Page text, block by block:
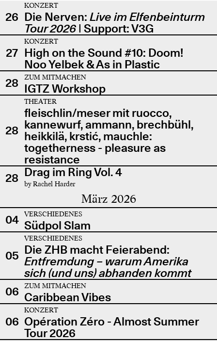
26
KONZERT
Die Nerven: Live im Elfenbeinturm
Tour 2026| Support: V3G
27
KONZERT
High on the Sound #10: Doom!
Noo Yelbek & As in Plastic
28
ZUM MITMACHEN
IGTZ Workshop
28
THEATER
fleischlin/meser mit ruocco,
kannewurf, ammann, brechbühl,
heikkilä, krstić, mauchle:
togetherness - pleasure as
resistance
28 Drag im Ring Vol. 4
by Rachel Harder
März 2026
04 VERSCHIEDENES
Südpol Slam
05
VERSCHIEDENES
Die ZHB macht Feierabend:
Entfremdung – warum Amerika
sich (und uns) abhanden kommt
06
ZUM MITMACHEN
Caribbean Vibes
06
KONZERT
Opération Zéro - Almost Summer
Tour 2026